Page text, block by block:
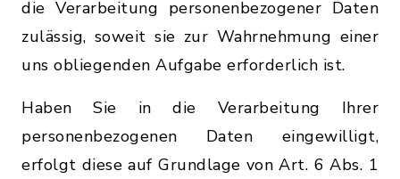
die Verarbeitung personenbezogener Daten
zulässig, soweit sie zur Wahrnehmung einer
uns obliegenden Aufgabe erforderlich ist.
Haben Sie in die Verarbeitung Ihrer
personenbezogenen Daten eingewilligt,
erfolgt diese auf Grundlage von Art. 6 Abs. 1